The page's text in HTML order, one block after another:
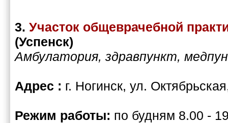
3. Участок общеврачебной
(Успенск)
Амбулатория, здравпункт,
Адрес : г. Ногинск, ул.
Режим работы: по будням 8.00 -